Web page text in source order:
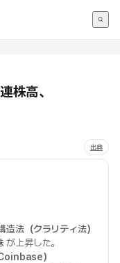
株高、
出典
造法（クラリティ法）
が上昇した。
）